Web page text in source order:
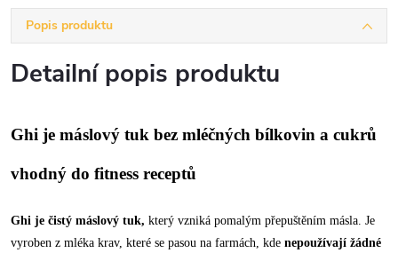
Popis produktu
Detailní popis produktu
Ghi je máslový tuk bez mléčných bílkovin a cukrů
vhodný do fitness receptů
Ghi je čistý máslový tuk, který vzniká pomalým přepuštěním másla. Je
vyroben z mléka krav, které se pasou na farmách, kde nepoužívají žádné